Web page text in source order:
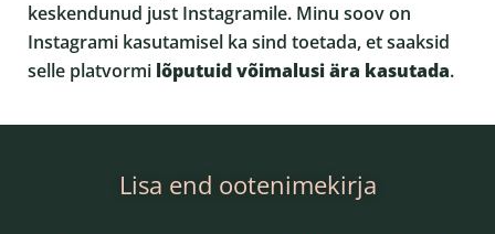
keskendunud just Instagramile. Minu soov on
Instagrami kasutamisel ka sind toetada, et saaksid
selle platvormi lõputuid võimalusi ära kasutada.
Lisa end ootenimekirja